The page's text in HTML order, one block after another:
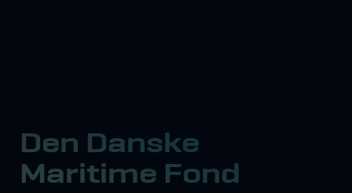
Den Danske
Maritime Fond